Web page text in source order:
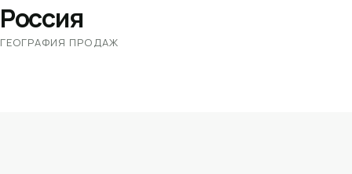
Россия
ГЕОГРАФИЯ ПРОДАЖ